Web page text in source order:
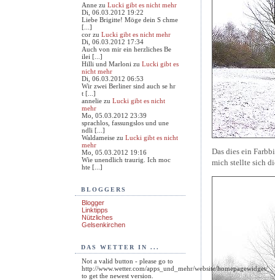
Anne zu Lucki gibt es nicht mehr
Di, 06.03.2012 19:22
Liebe Brigitte! Möge dein S chme
[...]
cor zu Lucki gibt es nicht mehr
Di, 06.03.2012 17:34
Auch von mir ein herzliches Be
ilei [...]
Hilli und Marloni zu Lucki gibt es
nicht mehr
Di, 06.03.2012 06:53
Wir zwei Berliner sind auch se hr
t [...]
annelie zu Lucki gibt es nicht
mehr
Mo, 05.03.2012 23:39
sprachlos, fassungslos und une
ndli [...]
Waldameise zu Lucki gibt es nicht
mehr
Mo, 05.03.2012 19:16
Wie unendlich traurig. Ich moc
hte [...]
BLOGGERS
Blogger
Linktipps
Nützliches
Gelsenkirchen
DAS WETTER IN ...
Not a valid button - please go to
http://www.wetter.com/apps_und_mehr/website/homepagewidget/
to get the newest version.
Das dies ein
mich stellte sich